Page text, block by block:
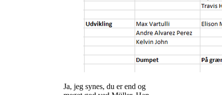
Ja, jeg synes, du er end og